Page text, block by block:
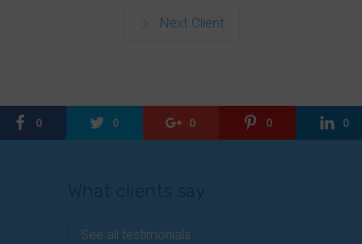
Next Client
0 0 0 0 0
What clients say
See all testimonials